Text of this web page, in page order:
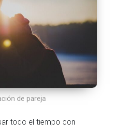
de pareja
todo el tiempo con